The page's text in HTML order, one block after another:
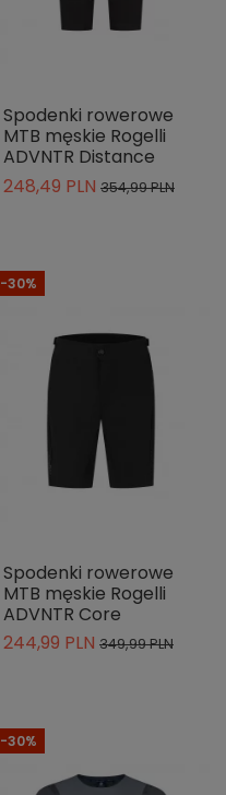
Spodenki rowerowe
MTB męskie Rogelli
ADVNTR Distance
248,49 PLN 354,99 PLN
-30%
Spodenki rowerowe
MTB męskie Rogelli
ADVNTR Core
244,99 PLN 349,99 PLN
-30%